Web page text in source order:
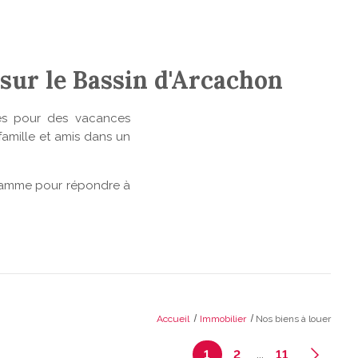
le Bassin d'Arcachon
pour des vacances
et amis dans un
pour répondre à
Accueil Immobilier Nos biens à louer
1 2 ... 11